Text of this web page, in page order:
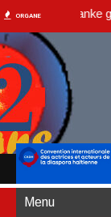
ORGANE
lè manke gid
Menu